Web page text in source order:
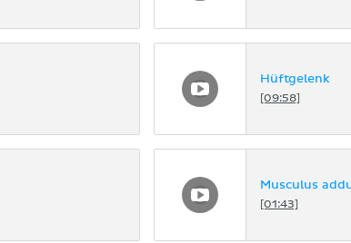
Hüftgelenk
[09:58]
Musculus
[01:43]